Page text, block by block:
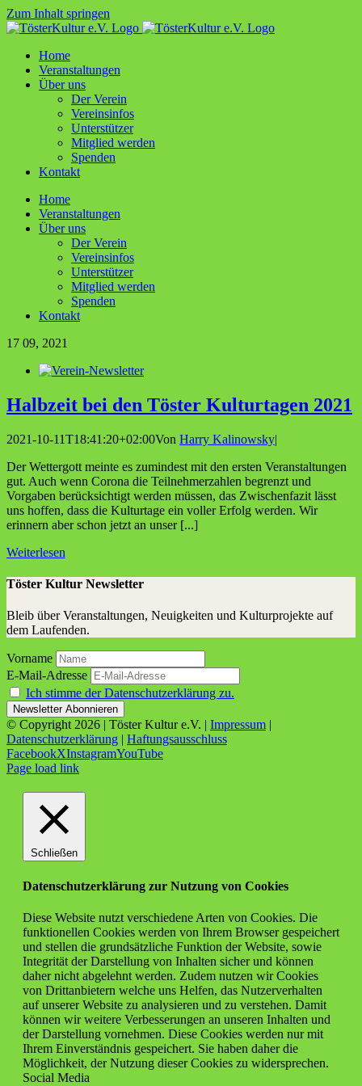
Zum Inhalt springen
Home
Ver­an­stal­tun­gen
Über uns
Der Ver­ein
Ver­ein­sin­fos
Unter­stüt­zer
Mit­glied werden
Spen­den
Kon­takt
Home
Ver­an­stal­tun­gen
Über uns
Der Ver­ein
Ver­ein­sin­fos
Unter­stüt­zer
Mit­glied werden
Spen­den
Kon­takt
17 09, 2021
Halb­zeit bei den Tös­ter Kul­tur­ta­gen 2021
2021-10-11T18:41:20+02:00Von Harry Kalinowsky|
Der Wettergott meinte es zumindest mit den ersten Veranstaltungen
gut. Auch wenn Corona die Teilnehmerzahlen begrenzt und
Vorgaben berücksichtigt werden müssen, das Zwischenfazit lässt
uns hoffen, dass die Kulturtage ein voller Erfolg werden. Wir
erinnern aber schon jetzt an unser [...]
Weiterlesen
Töster Kultur Newsletter
Bleib über Veranstaltungen, Neuigkeiten und Kulturprojekte auf
dem Laufenden.
Vorname
E-Mail-Adresse
Ich stimme der Datenschutzerklärung zu.
© Copyright 2026 | Töster Kultur e.V. | Impressum |
Datenschutzerklärung | Haftungsausschluss
FacebookXInstagramYouTube
Page load link
Schließen
Datenschutzerklärung zur Nutzung von Cookies
Diese Website nutzt verschiedene Arten von Cookies. Die
funktionellen Cookies werden von Ihrem Browser gespeichert
und stellen die grundsätzliche Funktion der Website, sowie
Integrität der Darstellung von Inhalten sicher und können
daher nicht abgelehnt werden. Zudem nutzen wir Cookies
von Drittanbietern welche uns Helfen, das Nutzerverhalten
auf unserer Website zu analysieren und zu verstehen. Damit
können wir weitere Verbesserungen an unseren Inhalten und
der Darstellung vornehmen. Diese Cookies werden nur mit
Ihrem Einverständnis gespeichert. Sie haben daher die
Möglichkeit, der Nutzung dieser Cookies zu widersprechen.
Social Media